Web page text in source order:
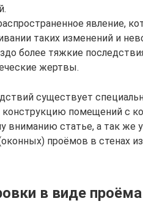
явление,
таких изменений и
более тяжкие
жертвы.
существует
конструкцию помещений с
вниманию статье, а так же
проёмов в стенах
в виде проёма